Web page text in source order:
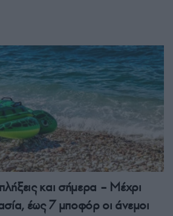
και σήμερα – Μέχρι
έως 7 μποφόρ οι άνεμοι